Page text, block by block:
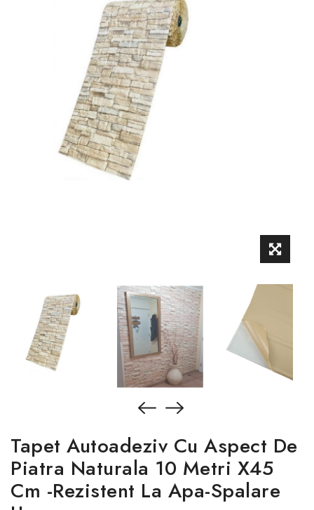
Tapet Autoadeziv Cu Aspect De
Piatra Naturala 10 Metri X45
Cm -Rezistent La Apa-Spalare